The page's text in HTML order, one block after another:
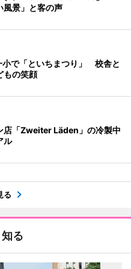
風景」と客の声
小で「といちまつり」 校舎と
もの笑顔
店「Zweiter Läden」の冷製中
ル
る
る